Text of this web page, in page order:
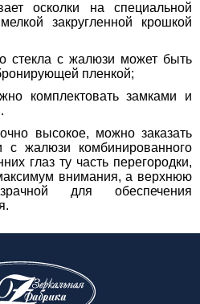
осколки на специальной
закругленной крошкой
стекла с жалюзи может быть
пленкой;
комплектовать замками и
высокое, можно заказать
с жалюзи комбинированного
глаз ту часть перегородки,
внимания, а верхнюю
для обеспечения